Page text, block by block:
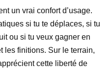
un vrai confort d’usage.
si tu te déplaces, si tu
ou si tu veux gagner en
les finitions. Sur le terrain,
cette liberté de